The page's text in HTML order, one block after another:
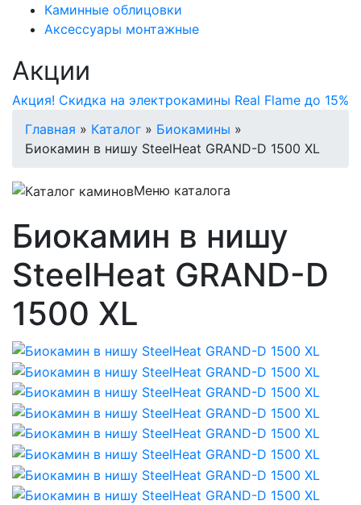
Каминные облицовки
Аксессуары монтажные
Акции
Акция! Скидка на электрокамины Real Flame до 15%
Главная » Каталог » Биокамины »
Биокамин в нишу SteelHeat GRAND-D 1500 XL
Меню каталога
Биокамин в нишу
SteelHeat GRAND-D
1500 XL